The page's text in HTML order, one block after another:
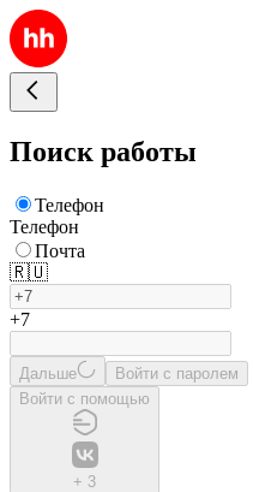
Поиск работы
Телефон
Телефон
Почта
🇷🇺
+7
Дальше
Войти с паролем
Войти с помощью
+ 3